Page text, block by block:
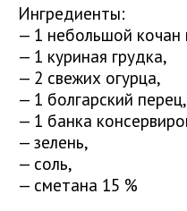
Ингредиенты:
— 1 небольшой кочан
— 1 куриная грудка,
— 2 свежих огурца,
— 1 болгарский перец,
— 1 банка
— зелень,
— соль,
— сметана 15 %